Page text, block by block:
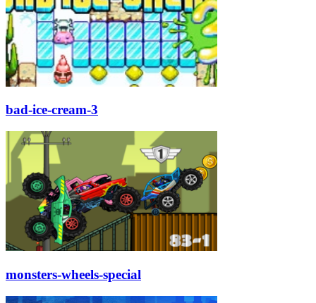
bad-ice-cream-3
monsters-wheels-special